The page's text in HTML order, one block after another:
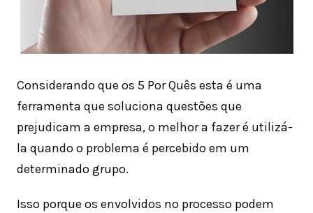
Considerando que os 5 Por Quês esta é uma
ferramenta que soluciona questões que
prejudicam a empresa, o melhor a fazer é utilizá-
la quando o problema é percebido em um
determinado grupo.
Isso porque os envolvidos no processo podem